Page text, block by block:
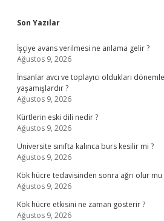
Sidebar
Son Yazılar
İşçiye avans verilmesi ne anlama gelir ?
Ağustos 9, 2026
İnsanlar avcı ve toplayıcı oldukları
yaşamışlardır ?
Ağustos 9, 2026
Kürtlerin eski dili nedir ?
Ağustos 9, 2026
Üniversite sınıfta kalınca burs kesilir mi ?
Ağustos 9, 2026
Kök hücre tedavisinden sonra ağrı olur mu
Ağustos 9, 2026
Kök hücre etkisini ne zaman gösterir ?
Ağustos 9, 2026